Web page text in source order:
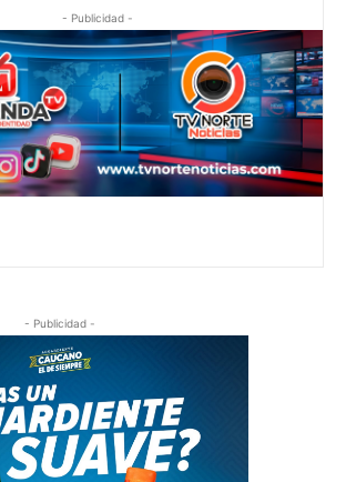
- Publicidad -
- Publicidad -